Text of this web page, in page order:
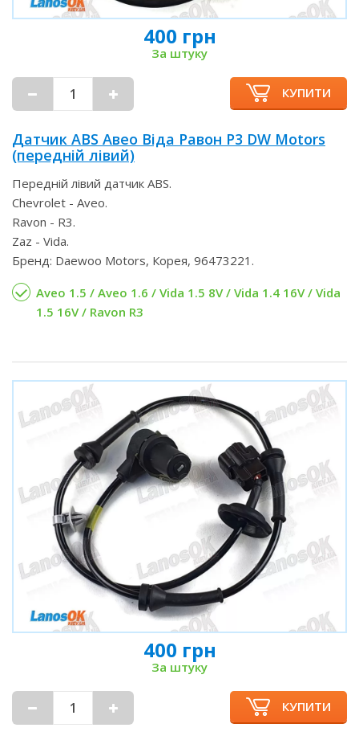
400 грн
За штуку
КУПИТИ
Датчик ABS Авео Віда Равон Р3 DW Motors
(передній лівий)
Передній лівий датчик ABS.
Chevrolet - Aveo.
Ravon - R3.
Zaz - Vida.
Бренд: Daewoo Motors, Корея, 96473221.
Aveo 1.5 / Aveo 1.6 / Vida 1.5 8V / Vida 1.4 16V / Vida
1.5 16V / Ravon R3
400 грн
За штуку
КУПИТИ